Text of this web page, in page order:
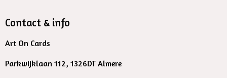
Contact & info
Art On Cards
Parkwijklaan 112, 1326DT Almere